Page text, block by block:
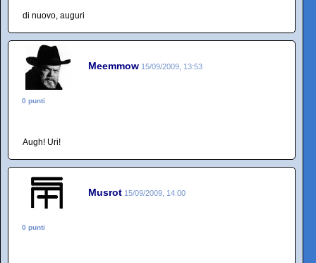
di nuovo, auguri
Meemmow 15/09/2009, 13:53
0 punti
Augh! Uri!
Musrot 15/09/2009, 14:00
0 punti